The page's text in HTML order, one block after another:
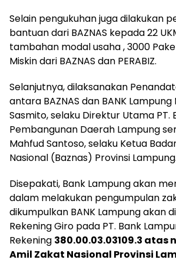
Selain pengukuhan juga dilakukan
bantuan dari BAZNAS kepada 22
tambahan modal usaha , 3000
Miskin dari BAZNAS dan PERABIZ.
Selanjutnya, dilaksanakan
antara BAZNAS dan BANK
Sasmito, selaku Direktur Utama PT.
Pembangunan Daerah Lampung
Mahfud Santoso, selaku Ketua
Nasional (Baznas) Provinsi Lampung.
Disepakati, Bank Lampung akan
dalam melakukan pengumpulan
dikumpulkan BANK Lampung akan
Rekening Giro pada PT. Bank
Rekening 380.00.03.03109.3 atas
Amil Zakat Nasional Provinsi